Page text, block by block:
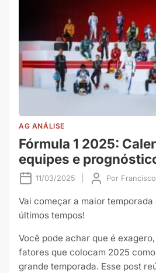
AG ANÁLISE
Fórmula 1 2025:
equipes e
11/03/2025 Por
Vai começar a maior temporada
últimos tempos!
Você pode achar que é
fatores que colocam 2025
grande temporada. Esse post